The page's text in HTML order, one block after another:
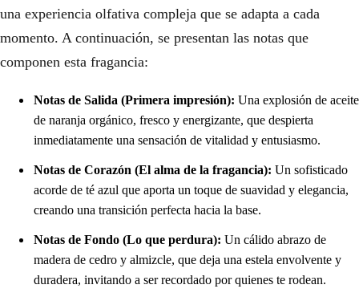
una experiencia olfativa compleja que se adapta a cada
momento. A continuación, se presentan las notas que
componen esta fragancia:
Notas de Salida (Primera impresión): Una explosión de aceite
de naranja orgánico, fresco y energizante, que despierta
inmediatamente una sensación de vitalidad y entusiasmo.
Notas de Corazón (El alma de la fragancia): Un sofisticado
acorde de té azul que aporta un toque de suavidad y elegancia,
creando una transición perfecta hacia la base.
Notas de Fondo (Lo que perdura): Un cálido abrazo de
madera de cedro y almizcle, que deja una estela envolvente y
duradera, invitando a ser recordado por quienes te rodean.